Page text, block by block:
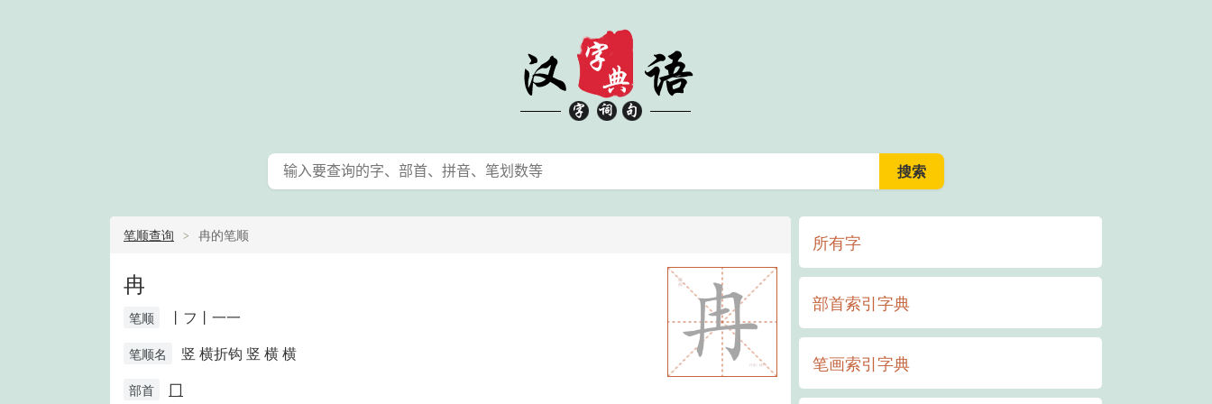
笔顺查询 冉的笔顺
冉
笔顺 丨フ丨一一
笔顺名 竖 横折钩 竖 横 横
部首 冂
所有字
部首索引字典
笔画索引字典